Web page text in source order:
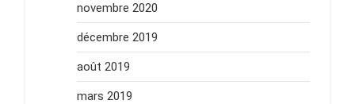
novembre 2020
décembre 2019
août 2019
mars 2019